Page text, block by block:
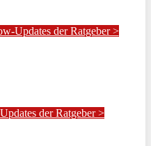
Updates der Ratgeber >
der Ratgeber >